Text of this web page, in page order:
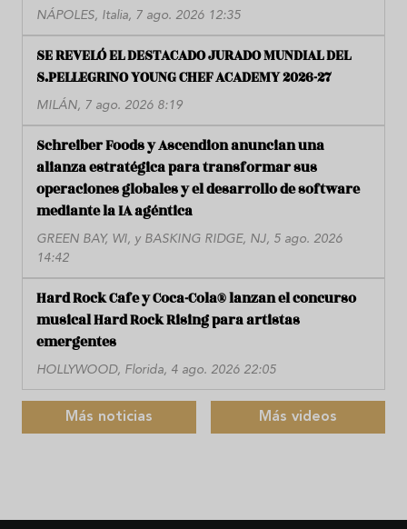
NÁPOLES, Italia, 7 ago. 2026 12:35
SE REVELÓ EL DESTACADO JURADO MUNDIAL DEL
S.PELLEGRINO YOUNG CHEF ACADEMY 2026-27
MILÁN, 7 ago. 2026 8:19
Schreiber Foods y Ascendion anuncian una
alianza estratégica para transformar sus
operaciones globales y el desarrollo de software
mediante la IA agéntica
GREEN BAY, WI, y BASKING RIDGE, NJ, 5 ago. 2026
14:42
Hard Rock Cafe y Coca-Cola® lanzan el concurso
musical Hard Rock Rising para artistas
emergentes
HOLLYWOOD, Florida, 4 ago. 2026 22:05
Más noticias Más videos